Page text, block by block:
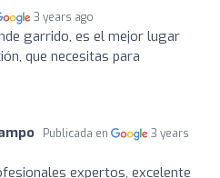
3 years ago
garrido, es el mejor lugar
que necesitas para
Publicada en
3 years
expertos, excelente